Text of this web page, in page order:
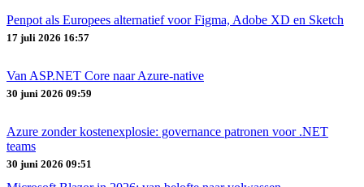
Penpot als Europees alternatief voor Figma, Adobe XD en Sketch
17 juli 2026 16:57
Van ASP.NET Core naar Azure‑native
30 juni 2026 09:59
Azure zonder kostenexplosie: governance patronen voor .NET
teams
30 juni 2026 09:51